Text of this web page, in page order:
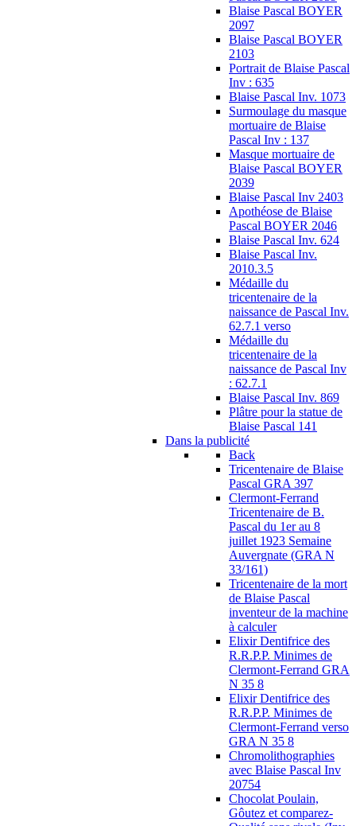
Blaise Pascal BOYER
2097
Blaise Pascal BOYER
2103
Portrait de Blaise Pascal
Inv : 635
Blaise Pascal Inv. 1073
Surmoulage du masque
mortuaire de Blaise
Pascal Inv : 137
Masque mortuaire de
Blaise Pascal BOYER
2039
Blaise Pascal Inv 2403
Apothéose de Blaise
Pascal BOYER 2046
Blaise Pascal Inv. 624
Blaise Pascal Inv.
2010.3.5
Médaille du
tricentenaire de la
naissance de Pascal Inv.
62.7.1 verso
Médaille du
tricentenaire de la
naissance de Pascal Inv
: 62.7.1
Blaise Pascal Inv. 869
Plâtre pour la statue de
Blaise Pascal 141
Dans la publicité
Back
Tricentenaire de Blaise
Pascal GRA 397
Clermont-Ferrand
Tricentenaire de B.
Pascal du 1er au 8
juillet 1923 Semaine
Auvergnate (GRA N
33/161)
Tricentenaire de la mort
de Blaise Pascal
inventeur de la machine
à calculer
Elixir Dentifrice des
R.R.P.P. Minimes de
Clermont-Ferrand GRA
N 35 8
Elixir Dentifrice des
R.R.P.P. Minimes de
Clermont-Ferrand verso
GRA N 35 8
Chromolithographies
avec Blaise Pascal Inv
20754
Chocolat Poulain,
Gôutez et comparez-